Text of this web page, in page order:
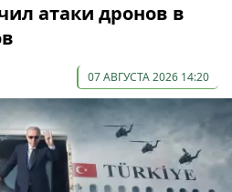
атаки дронов в
07 АВГУСТА 2026 14:20